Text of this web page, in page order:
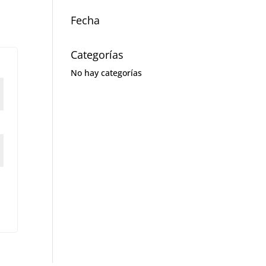
Fecha
Categorías
No hay categorías